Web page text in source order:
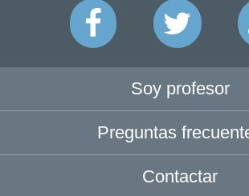
Soy profesor
Preguntas
Contactar